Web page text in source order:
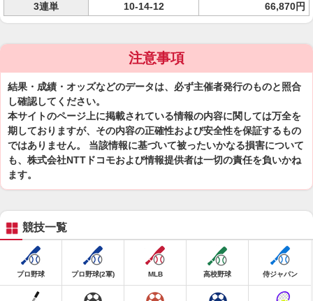
3連単
10-14-12 66,870円
注意事項
結果・成績・オッズなどのデータは、必ず主催者発行のものと照合
し確認してください。
本サイトのページ上に掲載されている情報の内容に関しては万全を
期しておりますが、その内容の正確性および安全性を保証するもの
ではありません。 当該情報に基づいて被ったいかなる損害について
も、株式会社NTTドコモおよび情報提供者は一切の責任を負いかね
ます。
競技一覧
プロ野球 プロ野球(2軍) MLB 高校野球 侍ジャパン